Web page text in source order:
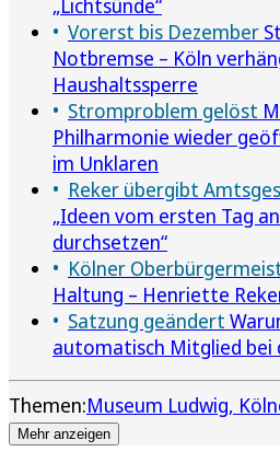
Vorerst bis Dezember
Notbremse – Köln
Haushaltssperre
Stromproblem gelöst
Philharmonie wieder
im Unklaren
Reker übergibt
„Ideen vom ersten Tag
durchsetzen“
Kölner
Haltung – Henriette
Satzung geändert
automatisch Mitglied bei
Themen:Museum Ludwig
Mehr anzeigen